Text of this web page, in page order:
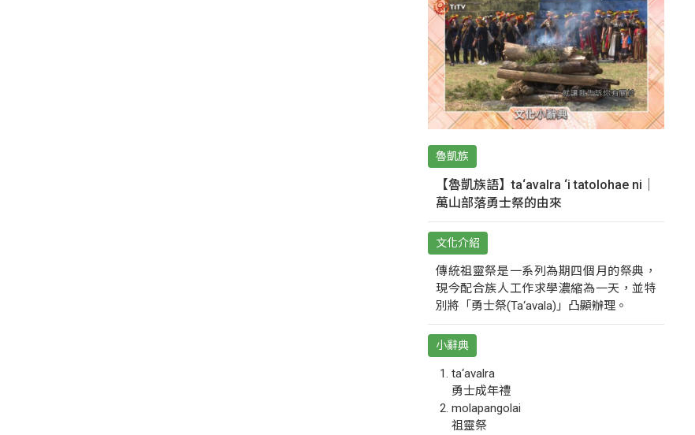
魯凱族
【魯凱族語】ta‘avalra ‘i tatolohae ni｜
萬山部落勇士祭的由來
文化介紹
傳統祖靈祭是一系列為期四個月的祭典，
現今配合族人工作求學濃縮為一天，並特
別將「勇士祭(Ta‘avala)」凸顯辦理。
小辭典
ta‘avalra
勇士成年禮
molapangolai
祖靈祭